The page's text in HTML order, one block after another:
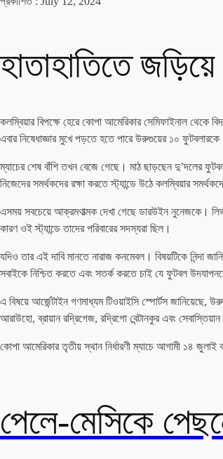
হাতাহাতিতে
কলম্বিয়ার বিপক্ষে হেরে কোপা আমেরিকার সেমিফাইনাল থেকে
এবার নিষেধাজ্ঞার মুখে পড়তে হতে পারে উরুগুয়ের ১০
ম্যাচের শেষ বাঁশি তখন বেজে গেছে। মাঠ ছাড়ছেন দু’দলের
নিজেদের সমর্থকদের রক্ষা করতে স্ট্যান্ডে উঠে কলম্বিয়ার
এসময় সবচেয়ে আক্রমণাত্মক দেখা গেছে ডারউইন নুনেজকে।
কারণ ওই স্ট্যান্ডে তাদের পরিবারের সদস্যরা ছিল।
যদিও তার এই দাবি মানতে নারাজ কনমেবল। বিষয়টিকে নিন্দা
সবাইকে নিশ্চিত করতে এবং সতর্ক করতে চাই যে ফুটবল
এ বিষয়ে আর্জেন্টাইন গণমাধ্যম টিওয়াইসি স্পোর্টস
আরাউহো, ব্রায়ান রদ্রিগেজ, রদ্রিগো বেন্টানকুর এবং
কোপা আমেরিকার তৃতীয় স্থান নির্ধারণী ম্যাচে আগামী ১৪
পেলে-মেসিকে